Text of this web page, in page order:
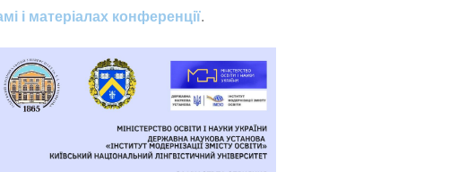
і матеріалах конференції.